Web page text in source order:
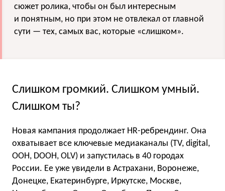
сюжет ролика, чтобы он был интересным
и понятным, но при этом не отвлекал от главной
сути — тех, самых вас, которые «слишком».
Слишком громкий. Слишком умный.
Слишком ты?
Новая кампания продолжает HR-ребрендинг. Она
охватывает все ключевые медиаканалы (ТV, digital,
OOH, DOOH, OLV) и запустилась в 40 городах
России. Ее уже увидели в Астрахани, Воронеже,
Донецке, Екатеринбурге, Иркутске, Москве,